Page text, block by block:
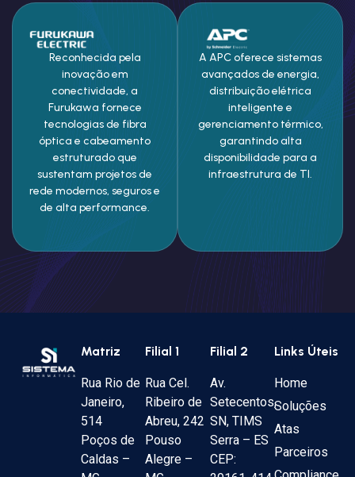
Reconhecida pela
inovação em
conectividade, a
Furukawa fornece
tecnologias de fibra
óptica e cabeamento
estruturado que
sustentam projetos de
rede modernos, seguros e
de alta performance.
A APC oferece sistemas
avançados de energia,
distribuição elétrica
inteligente e
gerenciamento térmico,
garantindo alta
disponibilidade para a
infraestrutura de TI.
Matriz
Rua Rio de
Janeiro,
514
Poços de
Caldas –
Filial 1
Rua Cel.
Ribeiro de
Abreu, 242
Pouso
Alegre –
Filial 2
Av.
Setecentos,
SN, TIMS
Serra – ES
CEP:
Links Úteis
Home
Soluções
Atas
Parceiros